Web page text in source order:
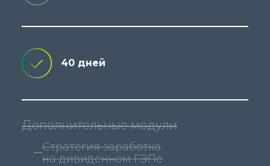
40 дней
Дополнительные модули
Стратегия заработка
на дивиденном ГЭПе